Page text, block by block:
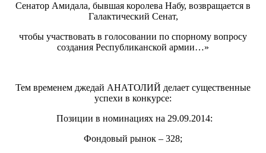
Сенатор Амидала, бывшая королева Набу, возвращается в
Галактический Сенат,
чтобы участвовать в голосовании по спорному вопросу
создания Республиканской армии…»
Тем временем джедай АНАТОЛИЙ делает существенные
успехи в конкурсе:
Позиции в номинациях на 29.09.2014:
Фондовый рынок – 328;